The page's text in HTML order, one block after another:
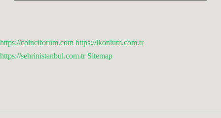
https://coinciforum.com https://ikonium.com.tr
https://sehrinistanbul.com.tr Sitemap